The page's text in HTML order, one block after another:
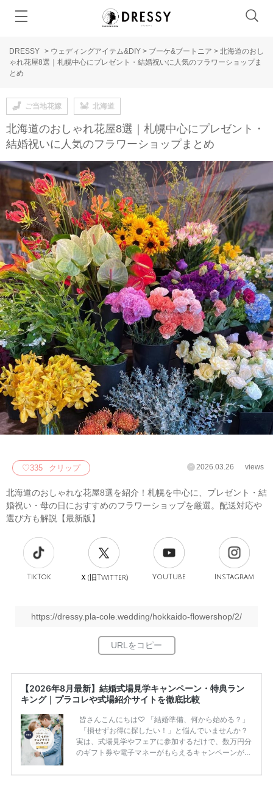
DRESSY > ウェディングアイテム&DIY > ブーケ&ブートニア > 北海道のおし
ゃれ花屋8選｜札幌中心にプレゼント・結婚祝いに人気のフラワーショップま
とめ
ご当地花嫁 北海道
北海道のおしゃれ花屋8選｜札幌中心にプレゼント・
結婚祝いに人気のフラワーショップまとめ
♡335 クリップ 2026.03.26 views
北海道のおしゃれな花屋8選を紹介！札幌を中心に、プレゼント・結
婚祝い・母の日におすすめのフラワーショップを厳選。配送対応や
選び方も解説【最新版】
TikTok Ｘ(旧Twitter) YouTube Instagram
https://dressy.pla-cole.wedding/hokkaido-flowershop/2/
【2026年8月最新】結婚式場見学キャンペーン・特典ラン
キング｜プラコレや式場紹介サイトを徹底比較
皆さんこんにちは♡ 「結婚準備、何から始める？」
「損せずお得に探したい！」と悩んでいませんか？
実は、式場見学やフェアに参加するだけで、数万円分
のギフト券や電子マネーがもらえるキャンペーンがあ
ため、比較せずに選ぶと損をしてしまうことも……。